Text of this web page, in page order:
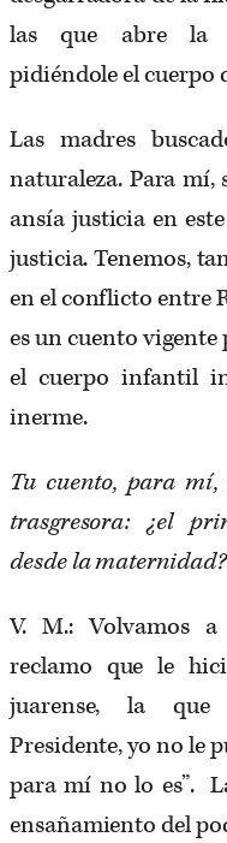
las que abre la
pidiéndole el cuerpo
Las madres
naturaleza. Para mí,
ansía justicia en
justicia. Tenemos,
en el conflicto entre
es un cuento
el cuerpo infantil
inerme.
Tu cuento, para
trasgresora: ¿el
desde la maternidad?
V. M.: Volvamos a
reclamo que le
juarense, la que
Presidente, yo no le
para mí no lo es”.
ensañamiento del